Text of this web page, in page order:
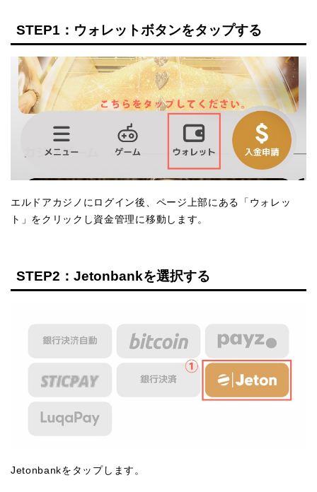
STEP1：ウォレットボタンをタップする
エルドアカジノにログイン後、ページ上部にある「ウォレッ
ト」をクリックし資金管理に移動します。
STEP2：Jetonbankを選択する
Jetonbankをタップします。